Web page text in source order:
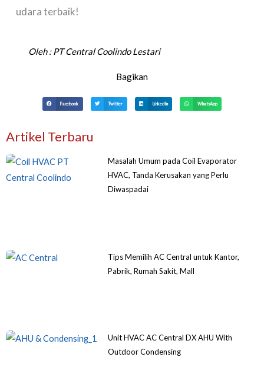
udara terbaik!
Oleh :PT Central Coolindo Lestari
Bagikan
Facebook Twitter LinkedIn WhatsApp
Artikel Terbaru
Masalah Umum pada Coil Evaporator
HVAC, Tanda Kerusakan yang Perlu
Diwaspadai
Tips Memilih AC Central untuk Kantor,
Pabrik, Rumah Sakit, Mall
Unit HVAC AC Central DX AHU With
Outdoor Condensing